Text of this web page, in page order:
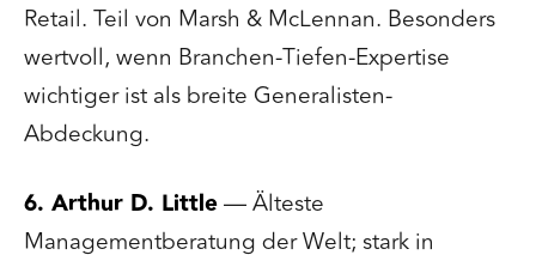
Retail. Teil von Marsh & McLennan. Besonders
wertvoll, wenn Branchen-Tiefen-Expertise
wichtiger ist als breite Generalisten-
Abdeckung.
6. Arthur D. Little— Älteste
Managementberatung der Welt; stark in